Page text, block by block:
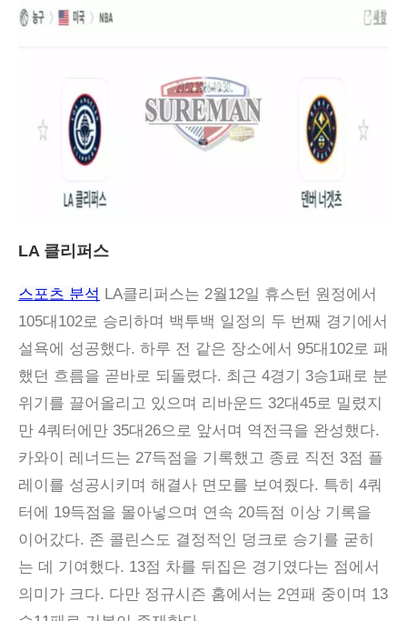
LA 클리퍼스
스포츠 분석 LA클리퍼스는 2월12일 휴스턴 원정에서
105대102로 승리하며 백투백 일정의 두 번째 경기에서
설욕에 성공했다. 하루 전 같은 장소에서 95대102로 패
했던 흐름을 곧바로 되돌렸다. 최근 4경기 3승1패로 분
위기를 끌어올리고 있으며 리바운드 32대45로 밀렸지
만 4쿼터에만 35대26으로 앞서며 역전극을 완성했다.
카와이 레너드는 27득점을 기록했고 종료 직전 3점 플
레이를 성공시키며 해결사 면모를 보여줬다. 특히 4쿼
터에 19득점을 몰아넣으며 연속 20득점 이상 기록을
이어갔다. 존 콜린스도 결정적인 덩크로 승기를 굳히
는 데 기여했다. 13점 차를 뒤집은 경기였다는 점에서
의미가 크다. 다만 정규시즌 홈에서는 2연패 중이며 13